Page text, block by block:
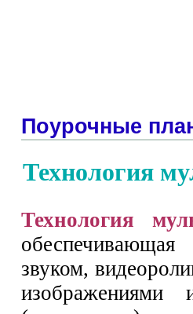
Поурочные
Технология
Технология
звуком,
изображениями